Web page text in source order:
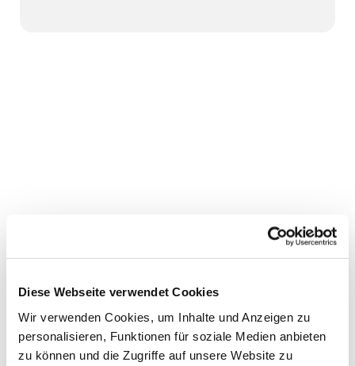
Diese Webseite verwendet Cookies
Wir verwenden Cookies, um Inhalte und Anzeigen zu
personalisieren, Funktionen für soziale Medien anbieten
zu können und die Zugriffe auf unsere Website zu